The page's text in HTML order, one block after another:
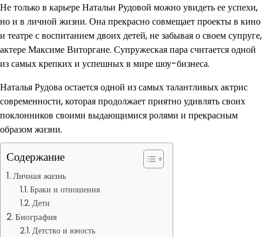
Не только в карьере Натальи Рудовой можно увидеть ее успехи,
но и в личной жизни. Она прекрасно совмещает проекты в кино
и театре с воспитанием двоих детей, не забывая о своем супруге,
актере Максиме Виторгане. Супружеская пара считается одной
из самых крепких и успешных в мире шоу-бизнеса.
Наталья Рудова остается одной из самых талантливых актрис
современности, которая продолжает приятно удивлять своих
поклонников своими выдающимися ролями и прекрасным
образом жизни.
Содержание
Личная жизнь
Браки и отношения
Дети
Биография
Детство и юность